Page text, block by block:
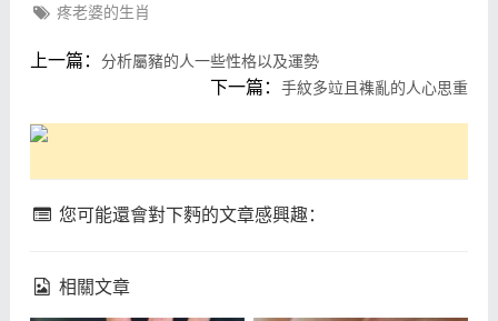
疼老婆的生肖
上一篇： 分析屬豬的人一些性格以及運勢
下一篇：手紋多竝且襍亂的人心思重
您可能還會對下麪的文章感興趣：
相關文章